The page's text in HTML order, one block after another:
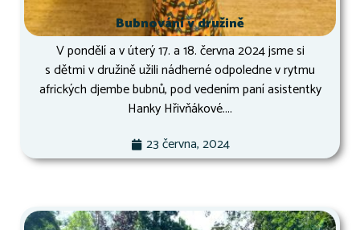
Bubnování v družině
V pondělí a v úterý 17. a 18. června 2024 jsme si
s dětmi v družině užili nádherné odpoledne v rytmu
afrických djembe bubnů, pod vedením paní asistentky
Hanky Hřivňákové....
23 června, 2024